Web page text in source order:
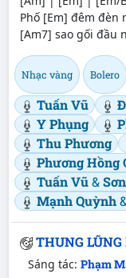
Phố [Em] đêm
[Am7] sao gối đầu
Nhạc vàng Bolero
Tuấn Vũ
Y Phụng
Thu Phương
Phương Hồng
Tuấn Vũ&
Mạnh Quỳnh
THUNG LŨNG
Sáng tác: Phạm